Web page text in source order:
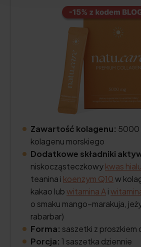
Zawartość kolagenu: 5000
kolagenu morskiego
Dodatkowe składniki
niskocząsteczkowykwas
teanina i koenzym Q10w
kakao lubwitamina Ai
o smaku mango–marakuja,
rabarbar)
Forma: saszetki z proszkiem
Porcja: 1 saszetka dziennie